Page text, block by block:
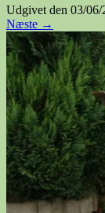
Udgivet den 03/06/
Næste →